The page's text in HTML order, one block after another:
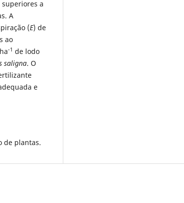
a
A
(E) de
ao
-1 de lodo
saligna. O
e
de plantas.